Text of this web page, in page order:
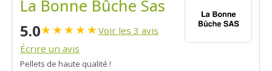
La Bonne Bûche Sas
5.0★★★★★Voir les 3 avis
Écrire un avis
Pellets de haute qualité !